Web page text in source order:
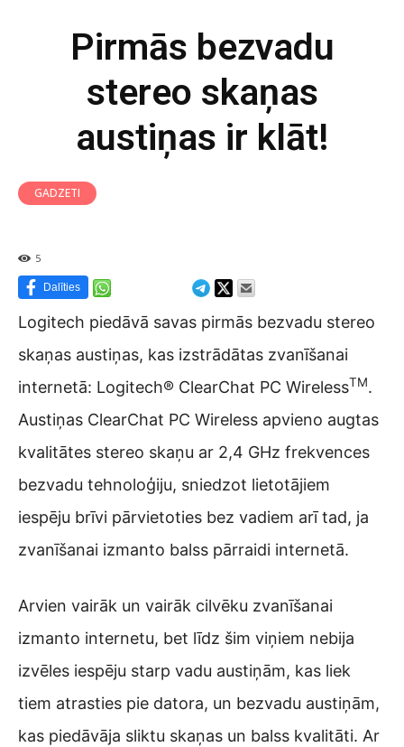
Pirmās bezvadu
stereo skaņas
austiņas ir klāt!
GADZETI
5
Dalīties
Logitech piedāvā savas pirmās bezvadu stereo
skaņas austiņas, kas izstrādātas zvanīšanai
internetā: Logitech® ClearChat PC WirelessTM.
Austiņas ClearChat PC Wireless apvieno augtas
kvalitātes stereo skaņu ar 2,4 GHz frekvences
bezvadu tehnoloģiju, sniedzot lietotājiem
iespēju brīvi pārvietoties bez vadiem arī tad, ja
zvanīšanai izmanto balss pārraidi internetā.
Arvien vairāk un vairāk cilvēku zvanīšanai
izmanto internetu, bet līdz šim viņiem nebija
izvēles iespēju starp vadu austiņām, kas liek
tiem atrasties pie datora, un bezvadu austiņām,
kas piedāvāja sliktu skaņas un balss kvalitāti. Ar